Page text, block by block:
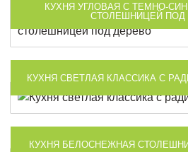
КУХНЯ УГЛОВАЯ С ТЕМНО-
СТОЛЕШНИЦЕЙ ПОД
КУХНЯ СВЕТЛАЯ КЛАССИКА С
КУХНЯ БЕЛОСНЕЖНАЯ